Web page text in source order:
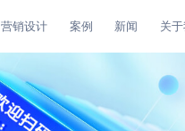
营销设计 案例 新闻 关于